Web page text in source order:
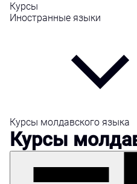
Курсы
Иностранные языки
Курсы молдавского языка
Курсы